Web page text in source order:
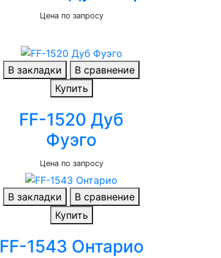
Цена по запросу
В закладки
В сравнение
Купить
FF-1520 Дуб
Фуэго
Цена по запросу
В закладки
В сравнение
Купить
FF-1543 Онтарио